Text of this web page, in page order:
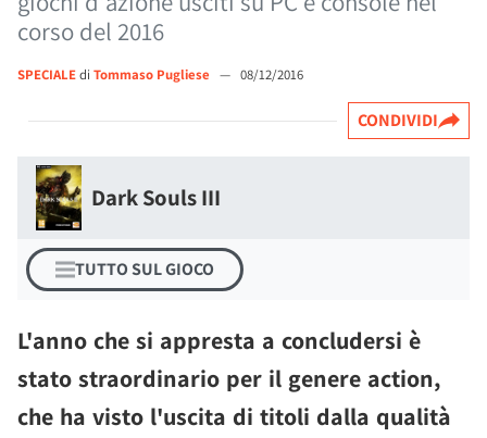
corso del 2016
SPECIALEdi Tommaso Pugliese — 08/12/2016
CONDIVIDI
Dark Souls III
TUTTO SUL GIOCO
L'anno che si appresta a concludersi è
stato straordinario per il genere action,
che ha visto l'uscita di titoli dalla qualità